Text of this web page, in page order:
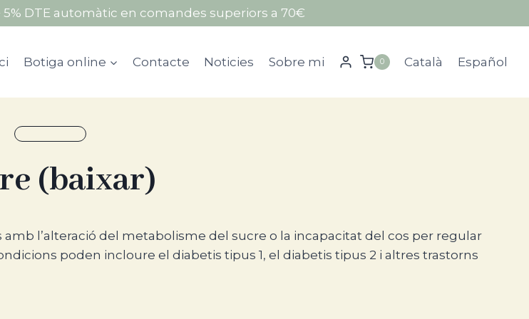
DTE automàtic en comandes superiors a 70€
Botiga online Contacte Noticies Sobre mi 0 Català Español
(baixar)
l’alteració del metabolisme del sucre o la incapacitat del cos per regular
poden incloure el diabetis tipus 1, el diabetis tipus 2 i altres trastorns